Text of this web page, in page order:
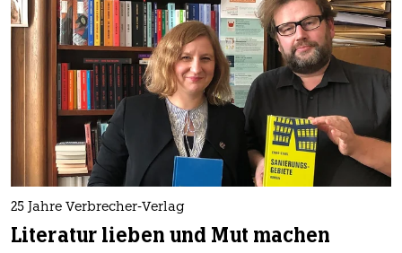
25 Jahre Verbrecher-Verlag
Literatur lieben und Mut machen